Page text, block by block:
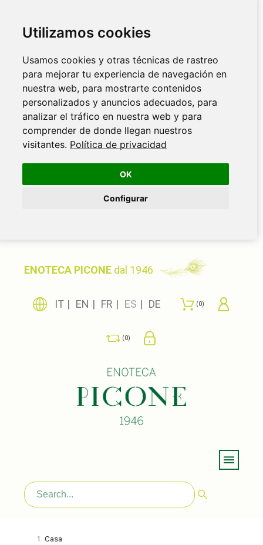
Utilizamos cookies
Usamos cookies y otras técnicas de rastreo
para mejorar tu experiencia de navegación en
nuestra web, para mostrarte contenidos
personalizados y anuncios adecuados, para
analizar el tráfico en nuestra web y para
comprender de donde llegan nuestros
visitantes. Política de privacidad
OK
Configurar
ENOTECA PICONE dal 1946
IT EN FR ES DE 0
0
Casa